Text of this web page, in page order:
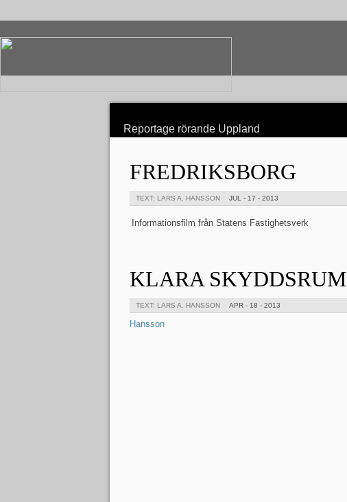
Reportage rörande Uppland
FREDRIKSBORG
TEXT: LARS A. HANSSON JUL - 17 - 2013
Informationsfilm från Statens Fastighetsverk
KLARA SKYDDSRUM
TEXT: LARS A. HANSSON APR - 18 - 2013